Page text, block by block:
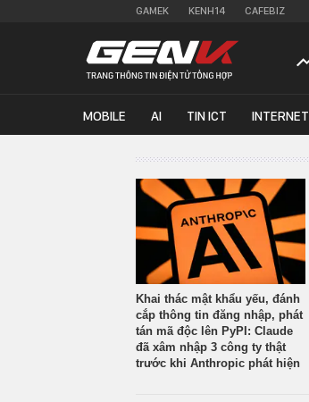
GAMEK KENH14 CAFEBIZ
MOBILE AI TIN ICT INTERNET
Khai thác mật khẩu yếu, đánh
cắp thông tin đăng nhập, phát
tán mã độc lên PyPI: Claude
đã xâm nhập 3 công ty thật
trước khi Anthropic phát hiện